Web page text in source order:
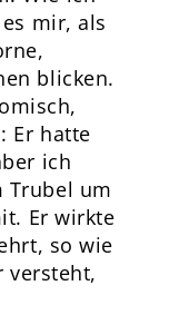
mir, als
blicken.
Er hatte
ich
Trubel um
Er wirkte
so wie
versteht,